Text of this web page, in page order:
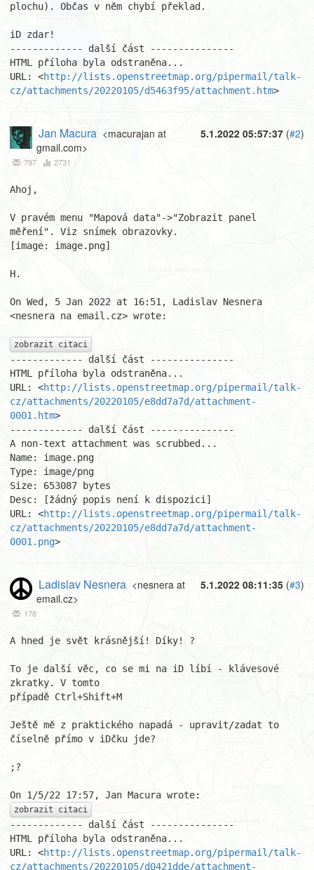
plochu). Občas v něm chybí překlad.
iD zdar!
------------- další část ---------------
HTML příloha byla odstraněna...
URL: <http://lists.openstreetmap.org/pipermail/talk-
cz/attachments/20220105/d5463f95/attachment.htm>
5.1.2022 05:57:37 (#2)
Jan Macura <macurajan at
gmail.com>
797 2731
Ahoj,
V pravém menu "Mapová data"->"Zobrazit panel
měření". Viz snímek obrazovky.
[image: image.png]
H.
On Wed, 5 Jan 2022 at 16:51, Ladislav Nesnera
<nesnera na email.cz> wrote:
zobrazit citaci
------------- další část ---------------
HTML příloha byla odstraněna...
URL: <http://lists.openstreetmap.org/pipermail/talk-
cz/attachments/20220105/e8dd7a7d/attachment-
0001.htm>
------------- další část ---------------
A non-text attachment was scrubbed...
Name: image.png
Type: image/png
Size: 653087 bytes
Desc: [žádný popis není k dispozici]
URL: <http://lists.openstreetmap.org/pipermail/talk-
cz/attachments/20220105/e8dd7a7d/attachment-
0001.png>
5.1.2022 08:11:35 (#3)
Ladislav Nesnera <nesnera at
email.cz>
178
A hned je svět krásnější! Díky! ?
To je další věc, co se mi na iD líbí - klávesové
zkratky. V tomto
případě Ctrl+Shift+M
Ještě mě z praktického napadá - upravit/zadat to
číselně přímo v iDčku jde?
;?
zobrazit citaci
------------- další část ---------------
HTML příloha byla odstraněna...
URL: <http://lists.openstreetmap.org/pipermail/talk-
cz/attachments/20220105/d0421dde/attachment-